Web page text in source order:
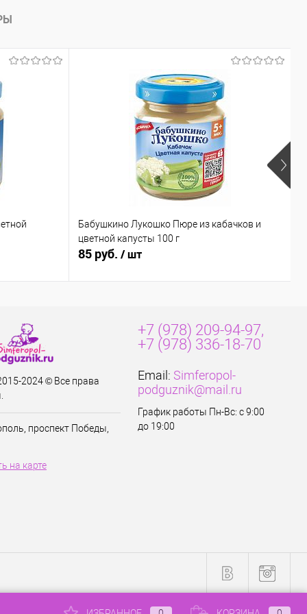
Бабушкино Лукошко Пюре из кабачков и
цветной капусты 100 г
85 руб. / шт
2024 © Все права
проспект Победы,
на карте
+7 (978) 209-94-97,
+7 (978) 336-18-70
Email: Simferopol-
podguznik@mail.ru
График работы Пн-Вс: с 9:00
до 19:00